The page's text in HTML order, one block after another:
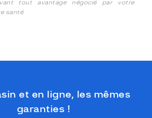
tout avantage négocié par votre
santé
et en ligne, les mêmes
garanties !